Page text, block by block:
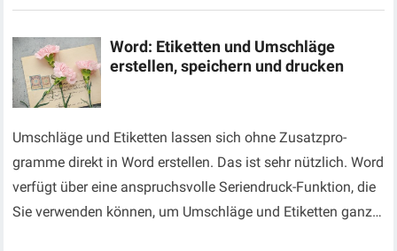
Word: Etiketten und Umschläge
erstellen, speichern und drucken
Umschläge und Etiketten lassen sich ohne Zusatzpro­
gramme direkt in Word erstellen. Das ist sehr nützlich. Word
verfügt über eine anspruchsvolle Seriendruck-Funktion, die
Sie verwenden können, um Umschläge und Etiketten ganz…